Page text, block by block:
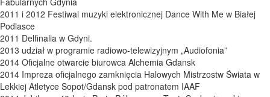
2011 i 2012 Festiwal muzyki elektronicznej Dance With Me w Białej
Podlasce
2011 Delfinalia w Gdyni.
2013 udział w programie radiowo-telewizyjnym „Audiofonia”
2014 Oficjalne otwarcie biurowca Alchemia Gdansk
2014 Impreza oficjalnego zamknięcia Halowych Mistrzostw Świata w
Lekkiej Atletyce Sopot/Gdansk pod patronatem IAAF